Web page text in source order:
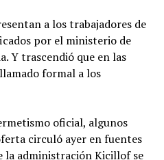
a los trabajadores de
por el ministerio de
Y trascendió que en las
formal a los
oficial, algunos
circuló ayer en fuentes
la administración Kicillof se